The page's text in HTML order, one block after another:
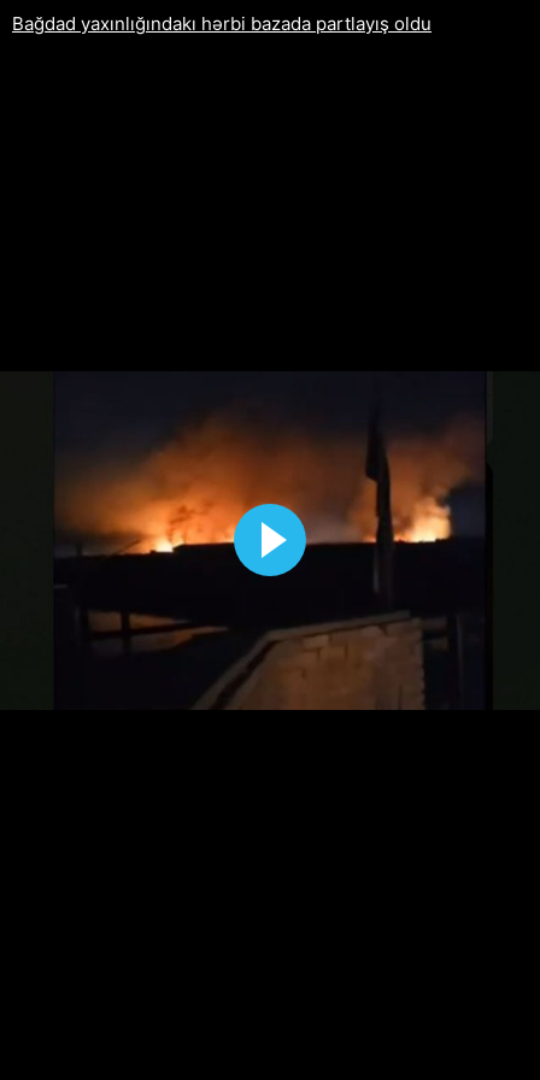
Bağdad yaxınlığındakı hərbi bazada partlayış oldu